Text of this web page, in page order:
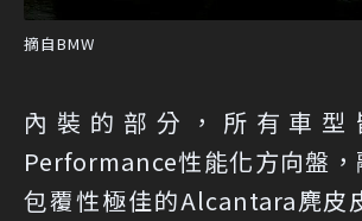
摘自BMW
內裝的部分，所有車型
Performance性能化方向盤，
包覆性極佳的Alcantara麂皮